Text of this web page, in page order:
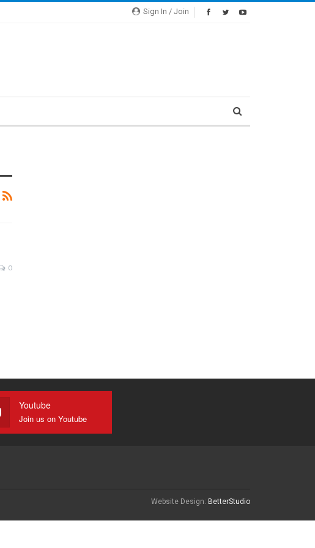
Sign In / Join
0
Youtube
Join us on Youtube
Website Design: BetterStudio